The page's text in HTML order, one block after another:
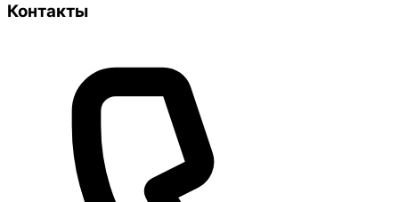
Контакты